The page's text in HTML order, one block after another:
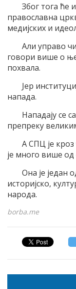
Због тога ће
православна
медијских и
Али управо
говори више о
похвала.
Јер
напада.
Нападају се
препреку
А СПЦ је кроз
је много више од
Она је један
историјско,
народа.
borba.me